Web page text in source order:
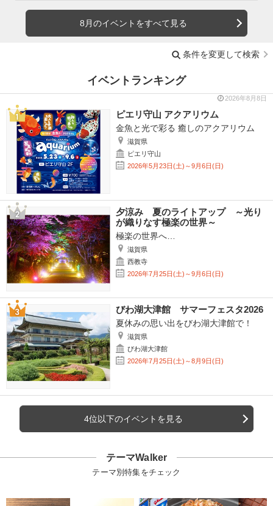
8月のイベントをすべて見る
条件を変更して検索
イベントランキング
2026年8月8日
ピエリ守山 アクアリウム
金魚と光で彩る 癒しのアクアリウム
滋賀県
ピエリ守山
2026年5月23日(土)～9月6日(日)
夕涼み 夏のライトアップ ～光り
が織りなす極楽の世界～
極楽の世界へ…
滋賀県
西教寺
2026年7月25日(土)～9月6日(日)
びわ湖大津館 サマーフェスタ2026
夏休みの思い出をびわ湖大津館で！
滋賀県
びわ湖大津館
2026年7月25日(土)～8月9日(日)
4位以下のイベントを見る
テーマWalker
テーマ別特集をチェック